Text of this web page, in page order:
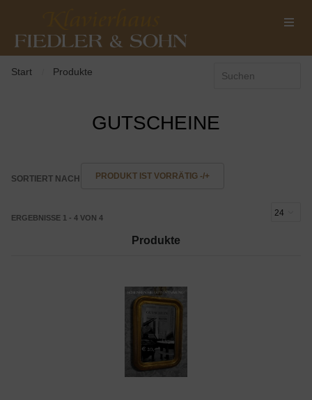
Start Produkte
GUTSCHEINE
SORTIERT NACH PRODUKT IST VORRÄTIG -/+
ERGEBNISSE 1 - 4 VON 4
Produkte